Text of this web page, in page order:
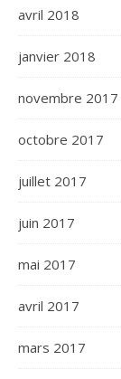
avril 2018
janvier 2018
novembre 2017
octobre 2017
juillet 2017
juin 2017
mai 2017
avril 2017
mars 2017